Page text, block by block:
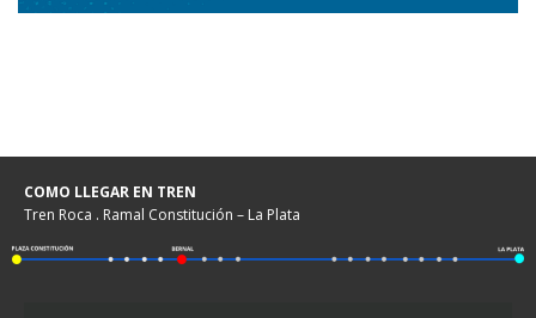
COMO LLEGAR EN TREN
Tren Roca . Ramal Constitución – La Plata